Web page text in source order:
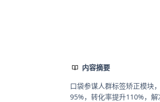
内容摘要
口袋参谋人群标签矫正模块
95%，转化率提升110%，解